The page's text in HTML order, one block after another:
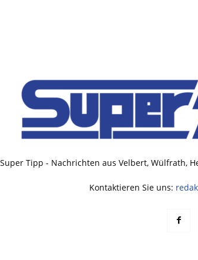
Super Tipp - Nachrichten aus Velbert, Wülfrath,
Kontaktieren Sie uns: